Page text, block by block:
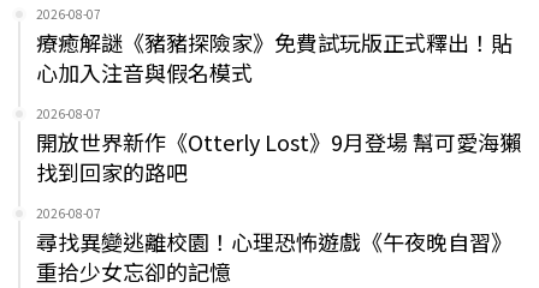
2026-08-07
療癒解謎《豬豬探險家》免費試玩版正式釋出！貼
心加入注音與假名模式
2026-08-07
開放世界新作《Otterly Lost》9月登場 幫可愛海獺
找到回家的路吧
2026-08-07
尋找異變逃離校園！心理恐怖遊戲《午夜晚自習》
重拾少女忘卻的記憶